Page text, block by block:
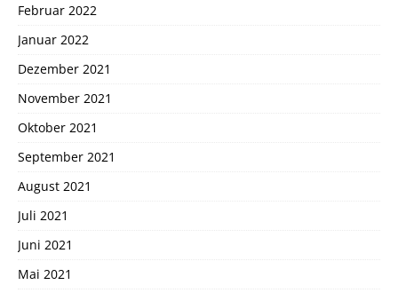
Februar 2022
Januar 2022
Dezember 2021
November 2021
Oktober 2021
September 2021
August 2021
Juli 2021
Juni 2021
Mai 2021